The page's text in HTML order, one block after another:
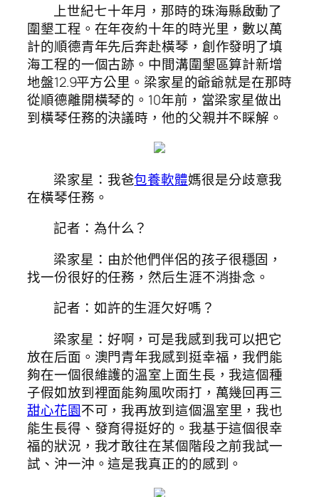
上世紀七十年月，那時的珠海縣啟動了
圍墾工程。在年夜約十年的時光里，數以萬
計的順德青年先后奔赴橫琴，創作發明了填
海工程的一個古跡。中間溝圍墾區算計新增
地盤12.9平方公里。梁家星的爺爺就是在那時
從順德離開橫琴的。10年前，當梁家星做出
到橫琴任務的決議時，他的父親并不睬解。
梁家星：我爸包養軟體媽很是分歧意我
在橫琴任務。
記者：為什么？
梁家星：由於他們伴侶的孩子很穩固，
找一份很好的任務，然后生涯不消掛念。
記者：如許的生涯欠好嗎？
梁家星：好啊，可是我感到我可以把它
放在后面。澳門青年我感到挺幸福，我們能
夠在一個很維護的溫室上面生長，我這個種
子假如放到裡面能夠風吹雨打，萬幾回再三
甜心花園不可，我再放到這個溫室里，我也
能生長得、發育得挺好的。我基于這個很幸
福的狀況，我才敢往在某個階段之前我試一
試、沖一沖。這是我真正的的感到。